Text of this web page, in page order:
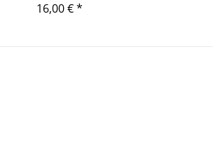
16,00 € *